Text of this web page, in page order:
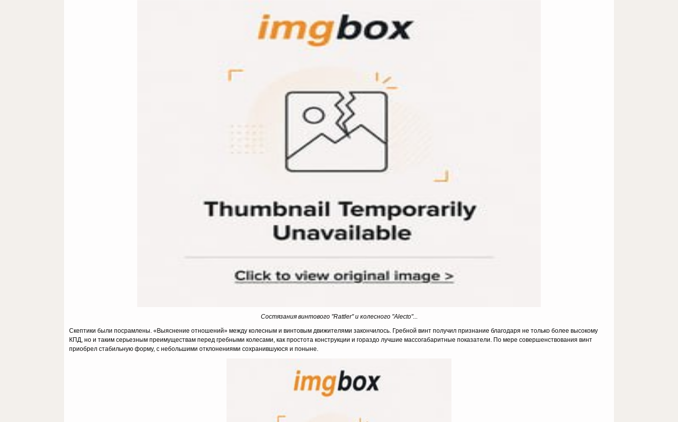
Состязания винтового "Rattler" и колесного "Alecto"...
Скептики были посрамлены. «Выяснение отношений» между колесным и винтовым движителями закончилось. Гребной винт получил признание благодаря не только более высокому
КПД, но и таким серьезным преимуществам перед гребными колесами, как простота конструкции и гораздо лучшие массогабаритные показатели. По мере совершенствования винт
приобрел стабильную форму, с небольшими отклонениями сохранившуюся и поныне.